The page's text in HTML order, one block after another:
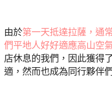
由於第一天抵達拉薩，通
們平地人好好適應高山空
店休息的我們，因此獲得
適，然而也成為同行夥伴